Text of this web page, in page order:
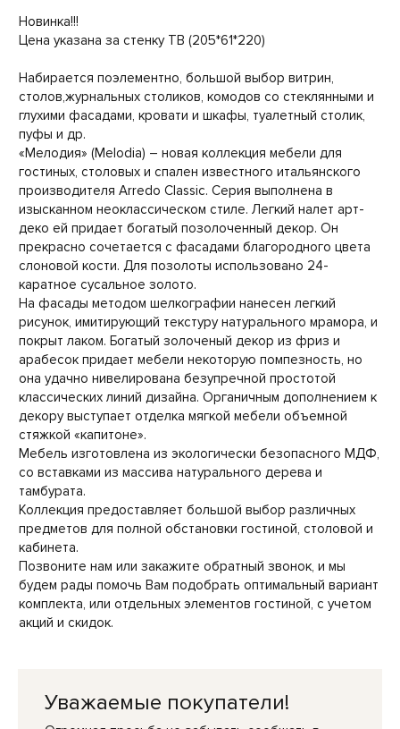
Новинка!!!
Цена указана за стенку ТВ (205*61*220)
Набирается поэлементно, большой выбор витрин,
столов,журнальных столиков, комодов со стеклянными и
глухими фасадами, кровати и шкафы, туалетный столик,
пуфы и др.
«Мелодия» (Melodia) – новая коллекция мебели для
гостиных, столовых и спален известного итальянского
производителя Arredo Classic. Серия выполнена в
изысканном неоклассическом стиле. Легкий налет арт-
деко ей придает богатый позолоченный декор. Он
прекрасно сочетается с фасадами благородного цвета
слоновой кости. Для позолоты использовано 24-
каратное сусальное золото.
На фасады методом шелкографии нанесен легкий
рисунок, имитирующий текстуру натурального мрамора, и
покрыт лаком. Богатый золоченый декор из фриз и
арабесок придает мебели некоторую помпезность, но
она удачно нивелирована безупречной простотой
классических линий дизайна. Органичным дополнением к
декору выступает отделка мягкой мебели объемной
стяжкой «капитоне».
Мебель изготовлена из экологически безопасного МДФ,
со вставками из массива натурального дерева и
тамбурата.
Коллекция предоставляет большой выбор различных
предметов для полной обстановки гостиной, столовой и
кабинета.
Позвоните нам или закажите обратный звонок, и мы
будем рады помочь Вам подобрать оптимальный вариант
комплекта, или отдельных элементов гостиной, с учетом
акций и скидок.
Уважаемые покупатели!